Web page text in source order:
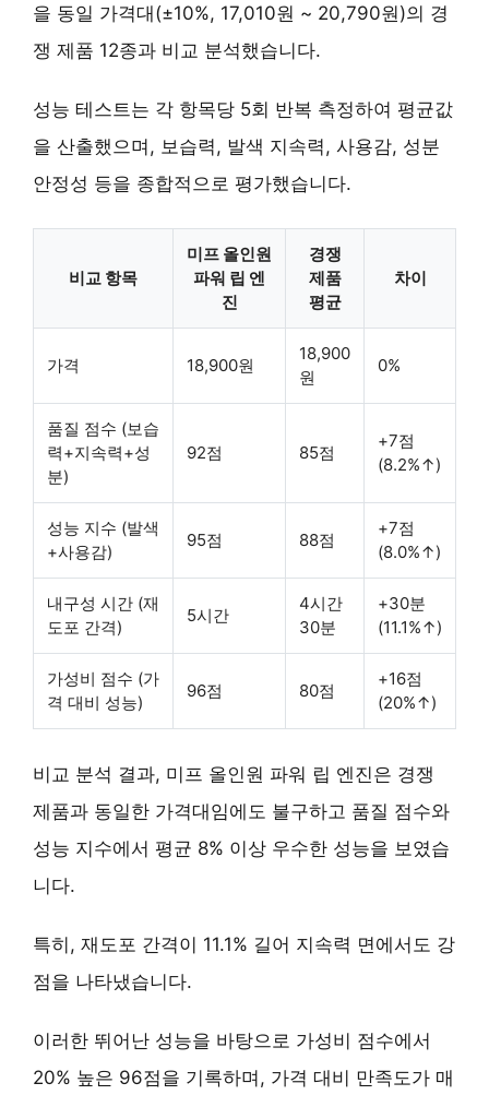
을 동일 가격대(±10%, 17,010원 ~ 20,790원)의 경
쟁 제품 12종과 비교 분석했습니다.
성능 테스트는 각 항목당 5회 반복 측정하여 평균값
을 산출했으며, 보습력, 발색 지속력, 사용감, 성분
안정성 등을 종합적으로 평가했습니다.
비교 항목
미프 올인원
파워 립 엔
진
경쟁
제품
평균
차이
가격 18,900원
18,900
원
0%
품질 점수 (보습
력+지속력+성
분)
92점 85점
+7점
(8.2%↑)
성능 지수 (발색
+사용감)
95점 88점
+7점
(8.0%↑)
내구성 시간 (재
도포 간격)
5시간
4시간
30분
+30분
(11.1%↑)
가성비 점수 (가
격 대비 성능)
96점 80점
+16점
(20%↑)
비교 분석 결과, 미프 올인원 파워 립 엔진은 경쟁
제품과 동일한 가격대임에도 불구하고 품질 점수와
성능 지수에서 평균 8% 이상 우수한 성능을 보였습
니다.
특히, 재도포 간격이 11.1% 길어 지속력 면에서도 강
점을 나타냈습니다.
이러한 뛰어난 성능을 바탕으로 가성비 점수에서
20% 높은 96점을 기록하며, 가격 대비 만족도가 매